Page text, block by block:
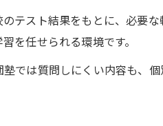
介
テスト結果をもとに、必要な
を任せられる環境です。
では質問しにくい内容も、